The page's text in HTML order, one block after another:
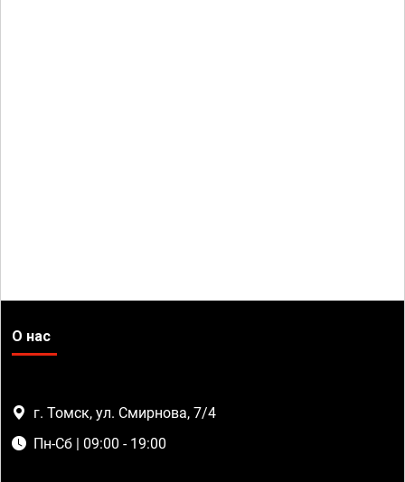
О нас
г. Томск, ул. Смирнова, 7/4
Пн-Сб | 09:00 - 19:00